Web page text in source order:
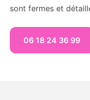
sont fermes et
06 18 24 36 99